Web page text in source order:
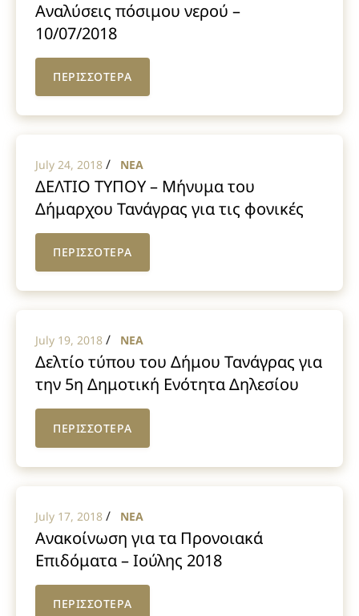
Αναλύσεις πόσιμου νερού –
10/07/2018
ΠΕΡΙΣΣΟΤΕΡΑ
July 24, 2018 / NEA
ΔΕΛΤΙΟ ΤΥΠΟΥ – Μήνυμα του
Δήμαρχου Τανάγρας για τις φονικές
πυρκαγιές
ΠΕΡΙΣΣΟΤΕΡΑ
July 19, 2018 / NEA
Δελτίο τύπου του Δήμου Τανάγρας για
την 5η Δημοτική Ενότητα Δηλεσίου
ΠΕΡΙΣΣΟΤΕΡΑ
July 17, 2018 / NEA
Ανακοίνωση για τα Προνοιακά
Επιδόματα – Ιούλης 2018
ΠΕΡΙΣΣΟΤΕΡΑ